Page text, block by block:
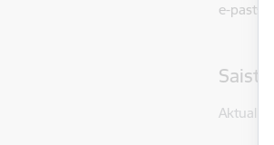
e-pasts: